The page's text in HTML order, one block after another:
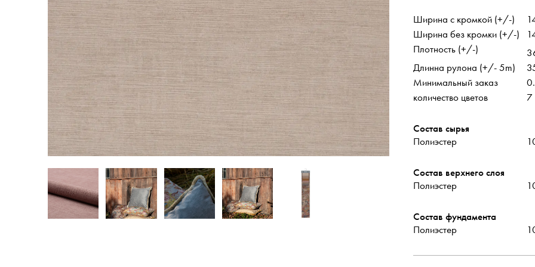
Культура
Коммерческие помещения
Офисы
Мастерские
Alcantara
ПОЛЕЗНАЯ ИНФОРМАЦИЯ
Брошюры
для прессы
Работа
рассылка
ISSUU
Facebook
Ширина с кромкой (+/-)
Ширина без кромки (+/-)
Плотность (+/-)
Длинна рулона (+/- 5m)
Минимальный заказ
количество цветов
7
Состав сырья
Полиэстер
Состав верхнего слоя
Полиэстер
Состав фундамента
Полиэстер